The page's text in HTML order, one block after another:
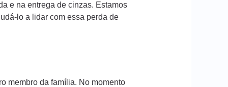
e na entrega de cinzas. Estamos
lo a lidar com essa perda de
membro da família. No momento